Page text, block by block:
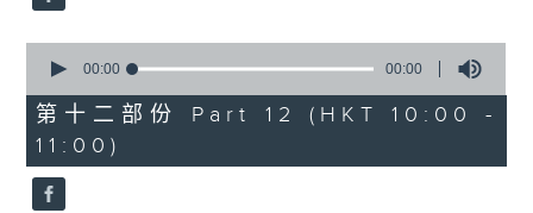
seconds
0
seconds
00:00 00:00
第十二部份 Part 12 (HKT 10:00 -
11:00)